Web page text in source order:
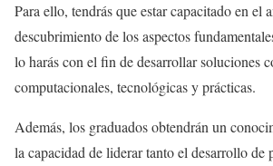
Para ello, tendrás que estar capacitado en el
descubrimiento de los aspectos
lo harás con el fin de desarrollar soluciones
computacionales, tecnológicas y prácticas.
Además, los graduados obtendrán un
la capacidad de liderar tanto el desarrollo de